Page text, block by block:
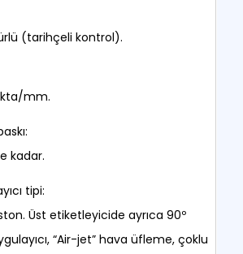
(tarihçeli kontrol).
mm.
kadar.
tipi:
Üst etiketleyicide ayrıca 90º
“Air-jet” hava üfleme, çoklu